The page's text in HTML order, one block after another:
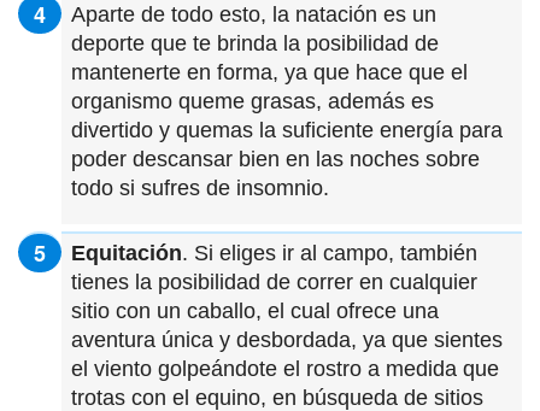
Aparte de todo esto, la natación es un
deporte que te brinda la posibilidad de
mantenerte en forma, ya que hace que el
organismo queme grasas, además es
divertido y quemas la suficiente energía para
poder descansar bien en las noches sobre
todo si sufres de insomnio.
Equitación. Si eliges ir al campo, también
tienes la posibilidad de correr en cualquier
sitio con un caballo, el cual ofrece una
aventura única y desbordada, ya que sientes
el viento golpeándote el rostro a medida que
trotas con el equino, en búsqueda de sitios